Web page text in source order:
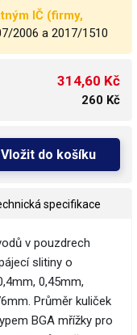
IČ (firmy,
2006 a 2017/1510
314,60 Kč
260 Kč
Vložit do košíku
specifikace
v pouzdrech
slitiny o
0,45mm,
Průměr kuliček
BGA mřížky pro